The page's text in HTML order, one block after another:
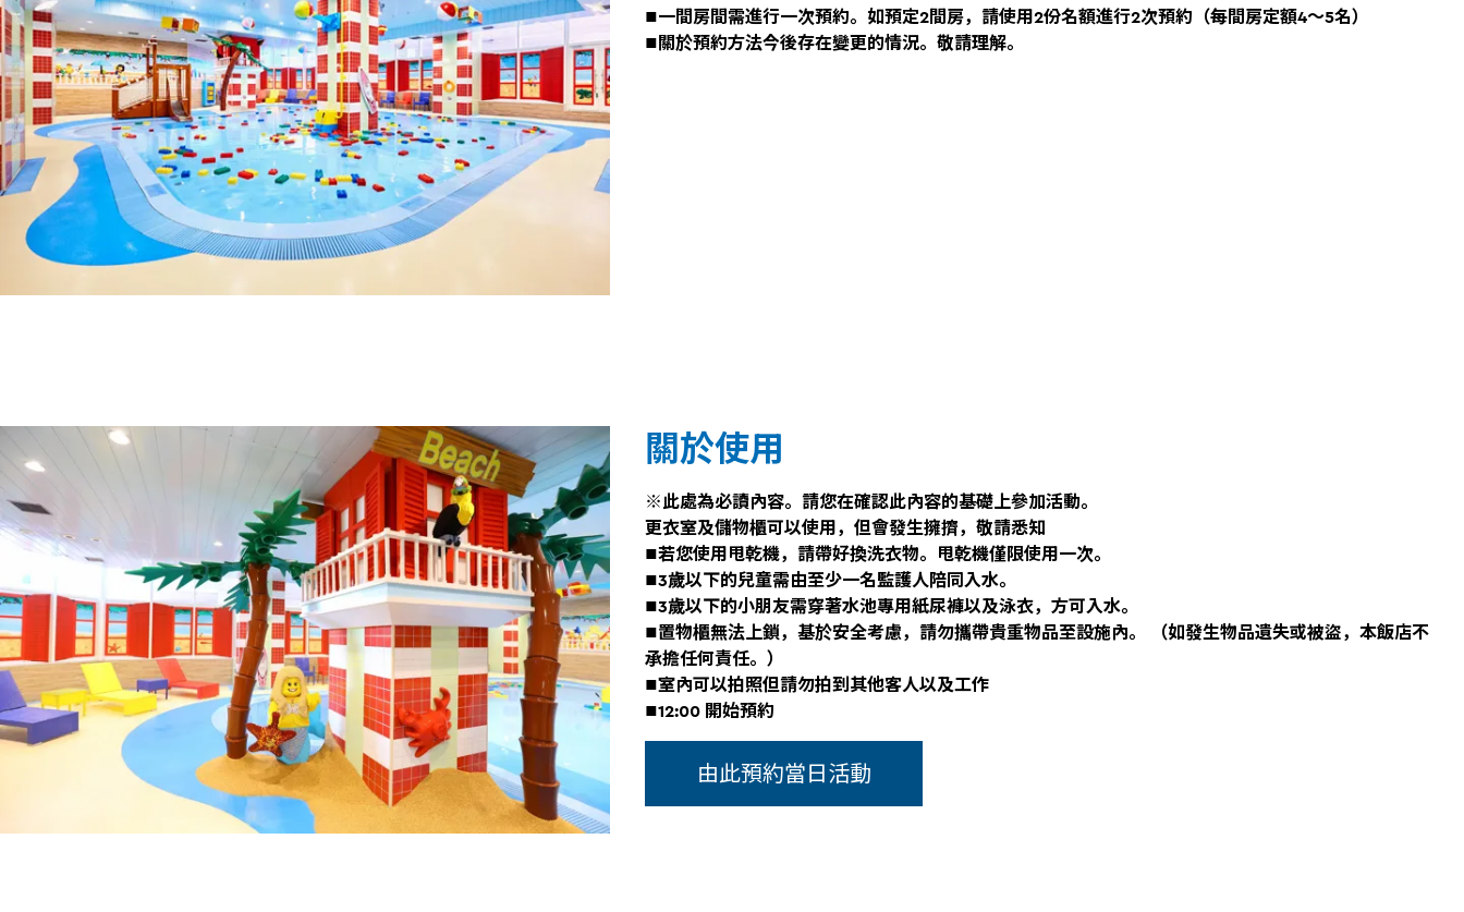
■一間房間需進行一次預約。如預定2間房，請使用2份名額進行2次預約（每間房定額4～5名）​
■關於預約方法今後存在變更的情況。敬請理解。
關於使用
※此處為必讀內容。請您在確認此內容的基礎上參加活動。​
更衣室及儲物櫃可以使用，但會發生擁擠，敬請悉知​
■若您使用甩乾機，請帶好換洗衣物。甩乾機僅限使用一次。​
■3歲以下的兒童需由至少一名監護人陪同入水。​
■3歲以下的小朋友需穿著水池專用紙尿褲以及泳衣，方可入水。​
■置物櫃無法上鎖，基於安全考慮，請勿攜帶貴重物品至設施內。 （如發生物品遺失或被盜，本飯店不
承擔任何責任。）​
■室內可以拍照但請勿拍到其他客人以及工作
■12:00 開始預約
由此預約當日活動